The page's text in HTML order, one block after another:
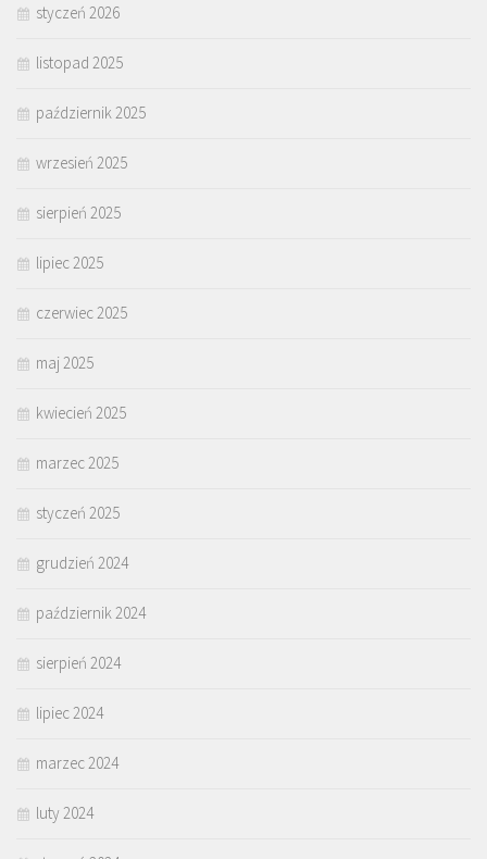
styczeń 2026
listopad 2025
październik 2025
wrzesień 2025
sierpień 2025
lipiec 2025
czerwiec 2025
maj 2025
kwiecień 2025
marzec 2025
styczeń 2025
grudzień 2024
październik 2024
sierpień 2024
lipiec 2024
marzec 2024
luty 2024